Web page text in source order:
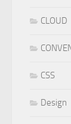
CLOUD
CSS
Design